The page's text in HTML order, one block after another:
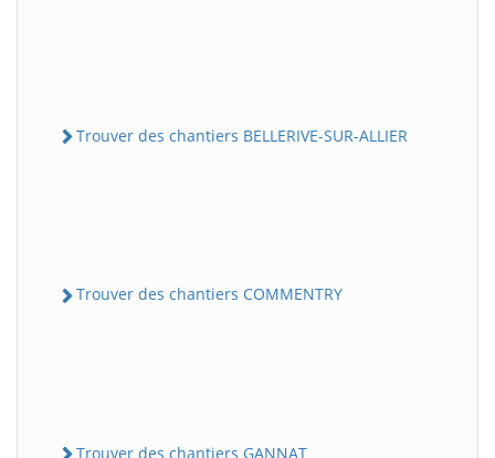
Trouver des chantiers BELLERIVE-SUR-ALLIER
Trouver des chantiers COMMENTRY
Trouver des chantiers GANNAT